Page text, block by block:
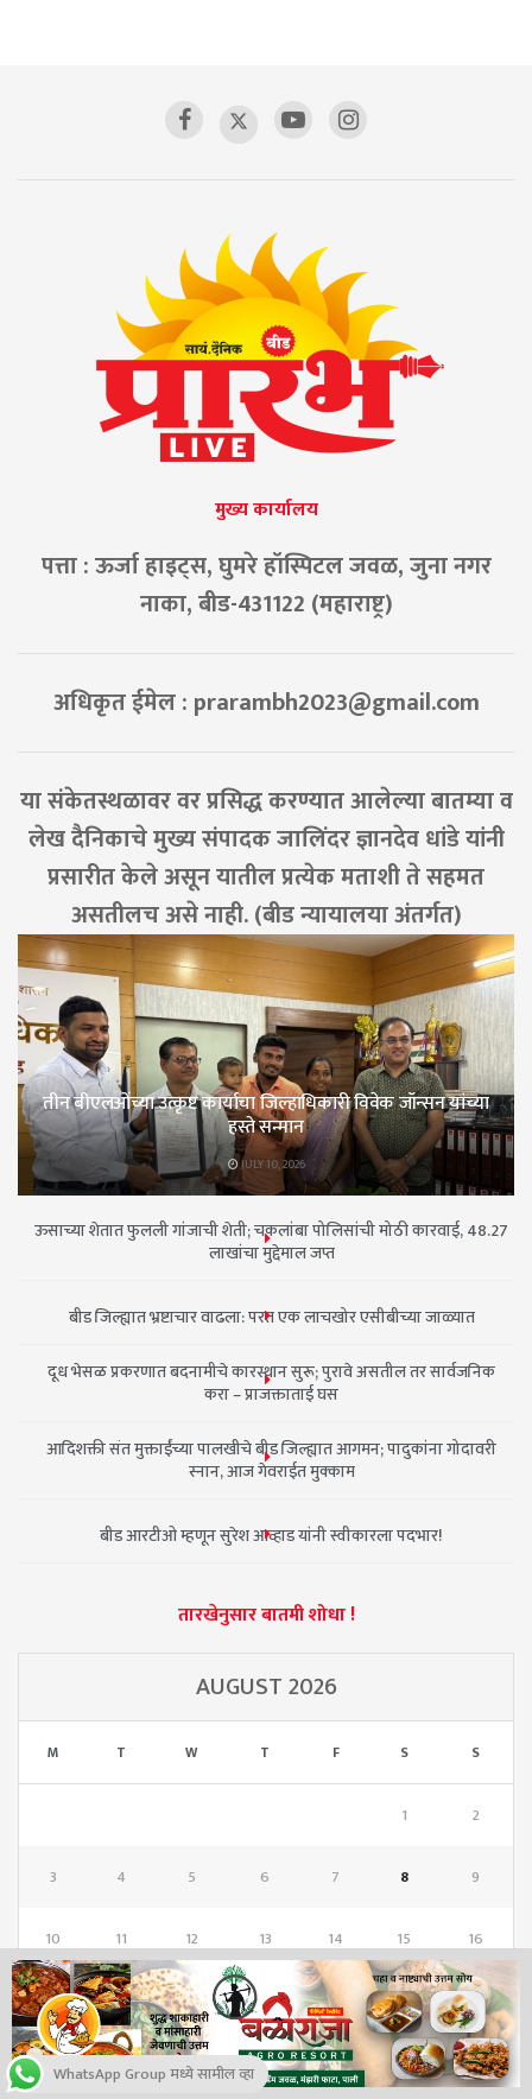
मुख्य कार्यालय
पत्ता : ऊर्जा हाइट्स, घुमरे हॉस्पिटल जवळ, जुना नगर
नाका, बीड-431122 (महाराष्ट्र)
अधिकृत ईमेल : prarambh2023@gmail.com
या संकेतस्थळावर वर प्रसिद्ध करण्यात आलेल्या बातम्या व
लेख दैनिकाचे मुख्य संपादक जालिंदर ज्ञानदेव धांडे यांनी
प्रसारीत केले असून यातील प्रत्येक मताशी ते सहमत
असतीलच असे नाही. (बीड न्यायालया अंतर्गत)
तीन बीएलओंच्या उत्कृष्ट कार्याचा जिल्हाधिकारी विवेक जॉन्सन यांच्या
हस्ते सन्मान
JULY 10, 2026
ऊसाच्या शेतात फुलली गांजाची शेती; चकलांबा पोलिसांची मोठी कारवाई, 48.27
लाखांचा मुद्देमाल जप्त
बीड जिल्ह्यात भ्रष्टाचार वाढला: परत एक लाचखोर एसीबीच्या जाळ्यात
दूध भेसळ प्रकरणात बदनामीचे कारस्थान सुरू; पुरावे असतील तर सार्वजनिक
करा – प्राजक्ताताई घस
आदिशक्ती संत मुक्ताईंच्या पालखीचे बीड जिल्ह्यात आगमन; पादुकांना गोदावरी
स्नान, आज गेवराईत मुक्काम
बीड आरटीओ म्हणून सुरेश आव्हाड यांनी स्वीकारला पदभार!
तारखेनुसार बातमी शोधा !
AUGUST 2026
M T W T F S S
1 2
3 4 5 6 7 8 9
10 11 12 13 14 15 16
17 18 19 20 21 22 23
24 25 26 27 28 29 30
WhatsApp Group मध्ये सामील व्हा